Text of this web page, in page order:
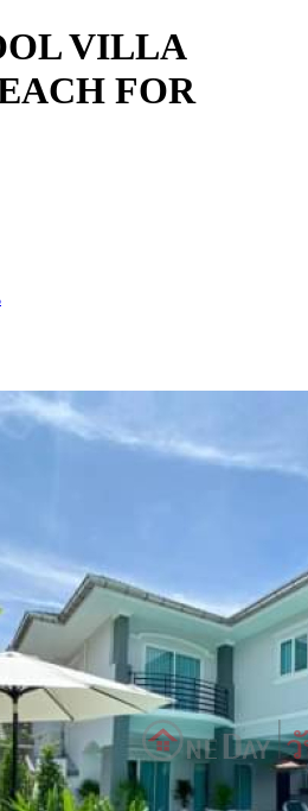
VILLA
FOR